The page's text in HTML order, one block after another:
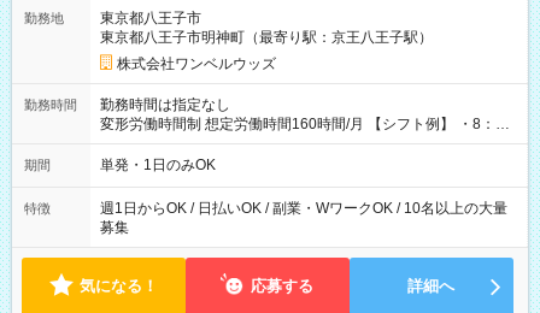
勤務地
東京都八王子市
東京都八王子市明神町（最寄り駅：京王八王子駅）
株式会社ワンベルウッズ
勤務時間
勤務時間は指定なし
変形労働時間制 想定労働時間160時間/月 【シフト例】 ・8：00
～21：00
期間 単発・1日のみOK
特徴
週1日からOK / 日払いOK / 副業・WワークOK / 10名以上の大量
募集
気になる！ 応募する 詳細へ